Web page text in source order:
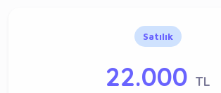
Satılık
22.000 TL